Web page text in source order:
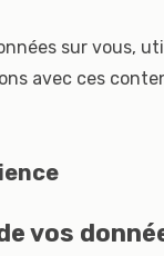
sur vous,
avec ces
vos